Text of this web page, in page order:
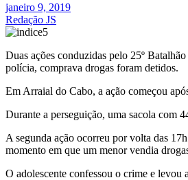
janeiro 9, 2019
Redação JS
Duas ações conduzidas pelo 25º
polícia, comprava drogas foram detidos.
Em Arraial do Cabo, a ação começou
Durante a perseguição, uma sacola com
A segunda ação ocorreu por volta das
momento em que um menor vendia
O adolescente confessou o crime e